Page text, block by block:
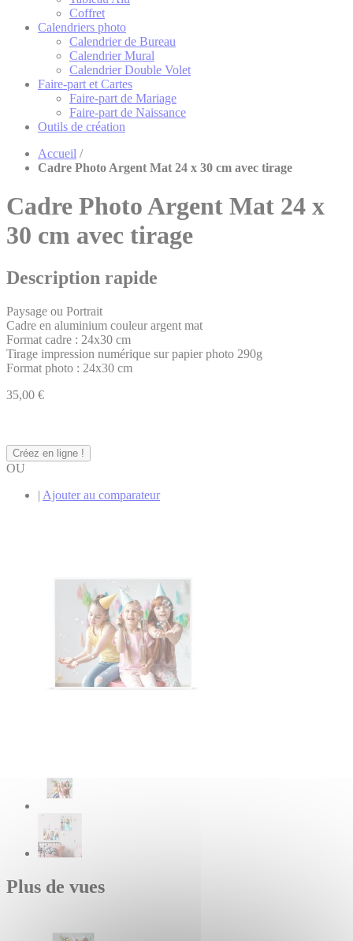
Coffret
Calendriers photo
Calendrier de Bureau
Calendrier Mural
Calendrier Double Volet
Faire-part et Cartes
Faire-part de Mariage
Faire-part de Naissance
Outils de création
Accueil /
Cadre Photo Argent Mat 24 x 30 cm avec tirage
Cadre Photo Argent Mat 24 x
30 cm avec tirage
Description rapide
Paysage ou Portrait
Cadre en aluminium couleur argent mat
Format cadre : 24x30 cm
Tirage impression numérique sur papier photo 290g
Format photo : 24x30 cm
35,00 €
Créez en ligne !
OU
| Ajouter au comparateur
Plus de vues